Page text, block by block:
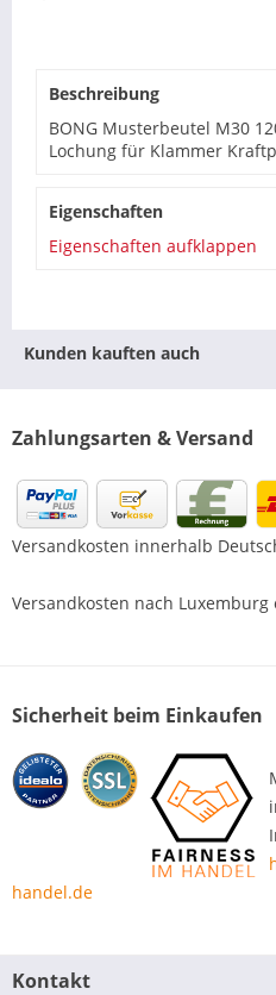
Beschreibung
BONG Musterbeutel M30
Lochung für Klammer
Eigenschaften
Eigenschaften aufklappen
Kunden kauften auch
Zahlungsarten & Versand
Versandkosten innerhalb
Versandkosten nach Luxemburg
Sicherheit beim Einkaufen
handel.de
Kontakt